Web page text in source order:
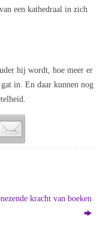
een kathedraal in zich
hij wordt, hoe meer er
in. En daar kunnen nog
kracht van boeken